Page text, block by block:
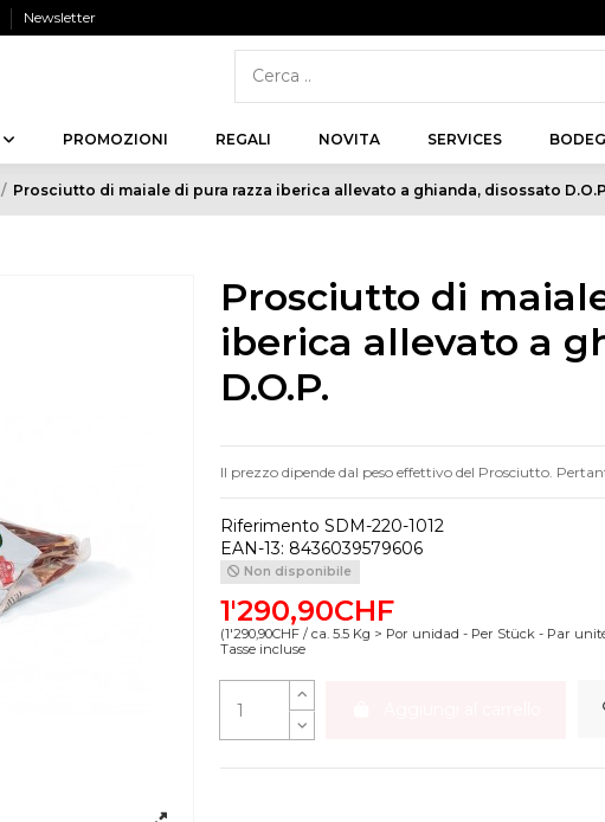
Newsletter
PROMOZIONI REGALI NOVITA SERVICES
Prosciutto di maiale di pura razza iberica allevato a ghianda, disossato
Prosciutto di
iberica allevato a
D.O.P.
Il prezzo dipende dal peso effettivo del Prosciutto.
Riferimento SDM-220-1012
EAN-13: 8436039579606
Non disponibile
1'290,90CHF
(1'290,90CHF / ca. 5.5 Kg > Por unidad - Per Stück - Par
Tasse incluse